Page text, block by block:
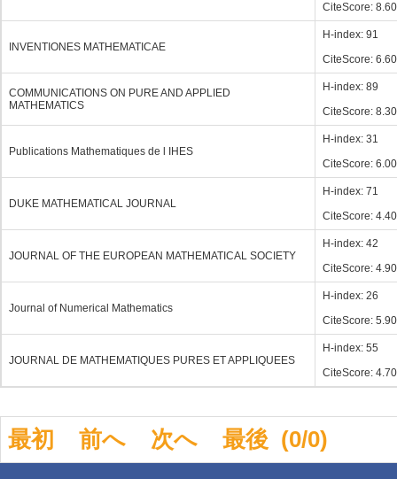
CiteScore: 8.60
INVENTIONES MATHEMATICAE
H-index: 91
CiteScore: 6.60
COMMUNICATIONS ON PURE AND APPLIED
MATHEMATICS
H-index: 89
CiteScore: 8.30
Publications Mathematiques de l IHES
H-index: 31
CiteScore: 6.00
DUKE MATHEMATICAL JOURNAL
H-index: 71
CiteScore: 4.40
JOURNAL OF THE EUROPEAN MATHEMATICAL SOCIETY
H-index: 42
CiteScore: 4.90
Journal of Numerical Mathematics
H-index: 26
CiteScore: 5.90
JOURNAL DE MATHEMATIQUES PURES ET APPLIQUEES
H-index: 55
CiteScore: 4.70
最初 前へ 次へ 最後 (0/0)